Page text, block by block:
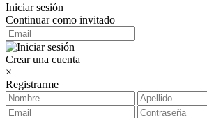
Iniciar sesión
Continuar como invitado
Crear una cuenta
×
Registrarme